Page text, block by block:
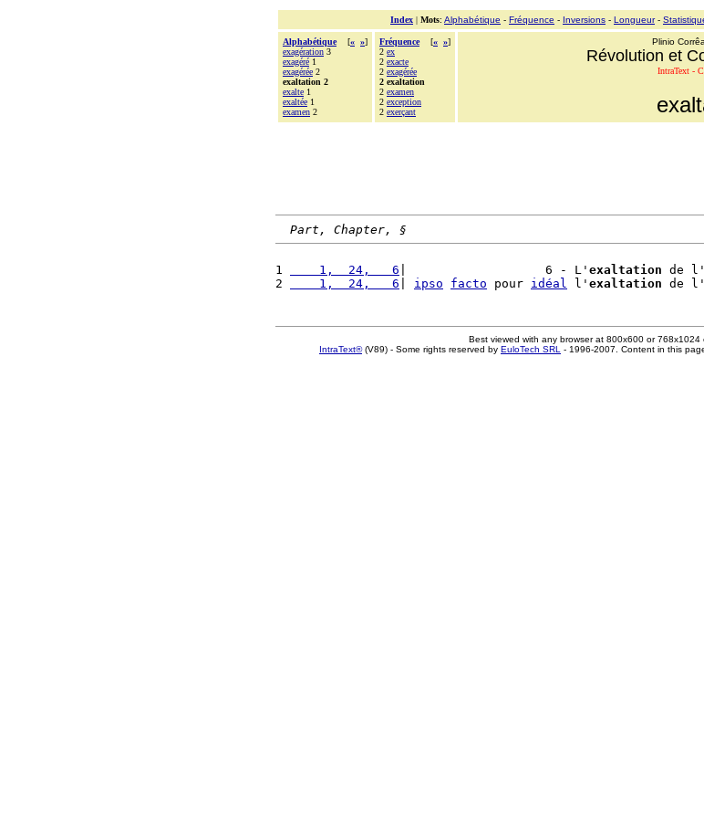
Index | Mots: Alphabétique - Fréquence - Inversions - Longueur-
Alphabétique [« »]
exagération 3
exagéré 1
exagérée 2
exaltation 2
exalte 1
exaltée 1
examen 2
Fréquence [« »]
2 ex
2 exacte
2 exagérée
2 exaltation
2 examen
2 exception
2 exerçant
Plinio
Révolution et
IntraText -
Part, Chapter, §
1
    1,  24,   6
|                   6 - L' exaltation de l'
2
    1,  24,   6
ipso facto pour idéal l' exaltation de l'
Best viewed with any browser at 800x600 or 768x1024
IntraText®(V89) - Some rights reserved by EuloTech SRL - 1996-2007. Content in this